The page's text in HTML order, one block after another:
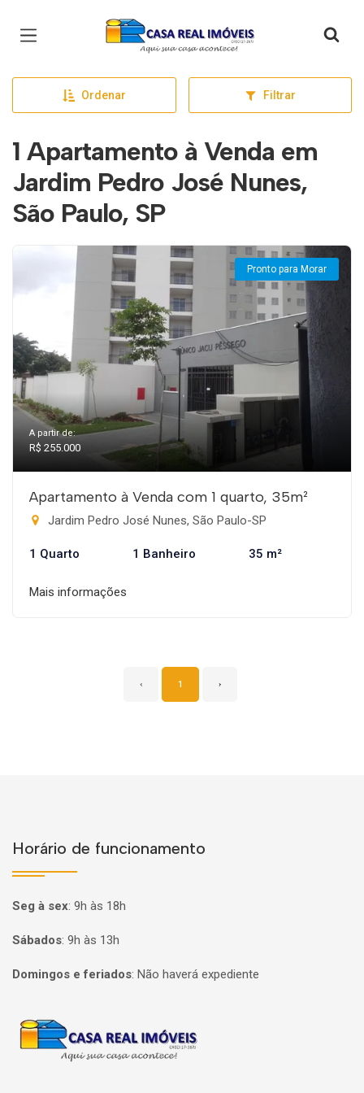
Página inicial
Ordenar Filtrar
1 Apartamento à Venda em
Jardim Pedro José Nunes,
São Paulo, SP
Pronto para Morar
A partir de:
R$ 255.000
Apartamento à Venda com 1 quarto, 35m²
Jardim Pedro José Nunes, São Paulo-SP
1 Quarto 1 Banheiro 35 m²
Mais informações
‹ 1 ›
Horário de funcionamento
Seg à sex: 9h às 18h
Sábados: 9h às 13h
Domingos e feriados: Não haverá expediente
Página inicial